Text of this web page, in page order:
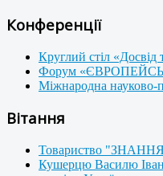
Конференції
Круглий стіл «Досвід
Форум
Міжнародна науково-
Вітання
Товариство
Кушерцю Василю